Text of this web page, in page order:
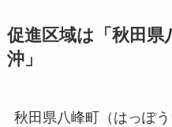
促進区域は「秋田県
沖」
秋田県八峰町（はっぽ